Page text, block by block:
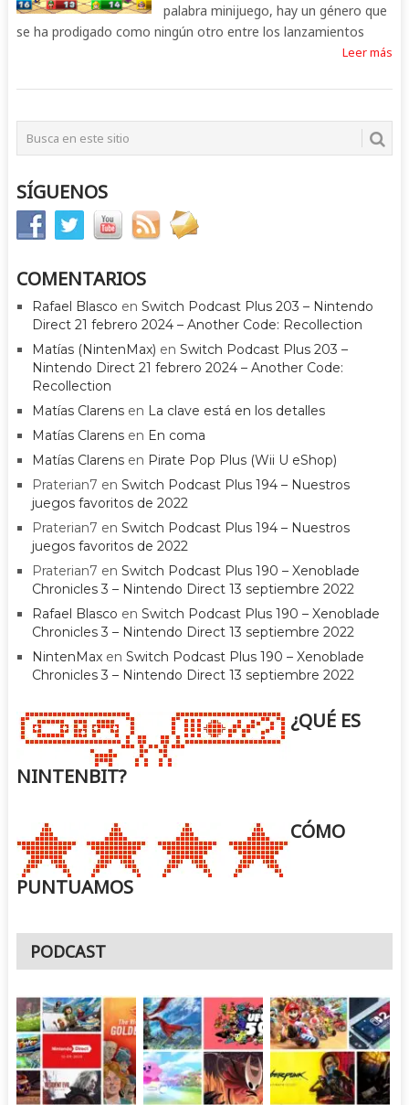
palabra minijuego, hay un género que
se ha prodigado como ningún otro entre los lanzamientos
Leer más
SÍGUENOS
COMENTARIOS
Rafael Blasco en Switch Podcast Plus 203 – Nintendo
Direct 21 febrero 2024 – Another Code: Recollection
Matías (NintenMax) en Switch Podcast Plus 203 –
Nintendo Direct 21 febrero 2024 – Another Code:
Recollection
Matías Clarensen La clave está en los detalles
Matías Clarensen En coma
Matías Clarensen Pirate Pop Plus (Wii U eShop)
Praterian7 en Switch Podcast Plus 194 – Nuestros
juegos favoritos de 2022
Praterian7 en Switch Podcast Plus 194 – Nuestros
juegos favoritos de 2022
Praterian7 en Switch Podcast Plus 190 – Xenoblade
Chronicles 3 – Nintendo Direct 13 septiembre 2022
Rafael Blasco en Switch Podcast Plus 190 – Xenoblade
Chronicles 3 – Nintendo Direct 13 septiembre 2022
NintenMaxen Switch Podcast Plus 190 – Xenoblade
Chronicles 3 – Nintendo Direct 13 septiembre 2022
¿QUÉ ES
NINTENBIT?
CÓMO
PUNTUAMOS
PODCAST